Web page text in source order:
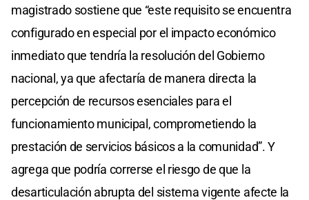
magistrado sostiene que “este requisito se encuentra
configurado en especial por el impacto económico
inmediato que tendría la resolución del Gobierno
nacional, ya que afectaría de manera directa la
percepción de recursos esenciales para el
funcionamiento municipal, comprometiendo la
prestación de servicios básicos a la comunidad”. Y
agrega que podría correrse el riesgo de que la
desarticulación abrupta del sistema vigente afecte la